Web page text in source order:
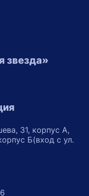
звезда»
31, корпус А,
Б(вход с ул.